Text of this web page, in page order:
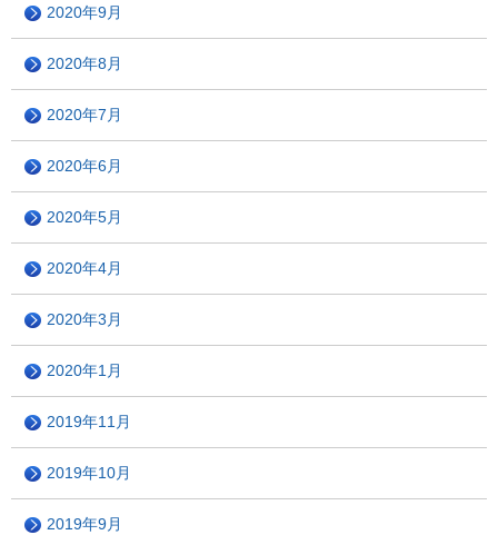
2020年9月
2020年8月
2020年7月
2020年6月
2020年5月
2020年4月
2020年3月
2020年1月
2019年11月
2019年10月
2019年9月